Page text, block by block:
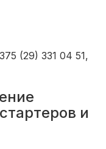
(29) 331 04 51,
и